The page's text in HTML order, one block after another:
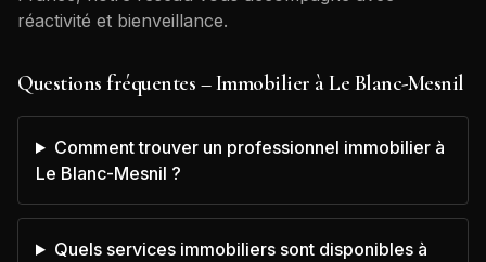
réactivité et bienveillance.
Questions fréquentes – Immobilier à Le Blanc-Mesnil
Comment trouver un professionnel immobilier à
Le Blanc-Mesnil ?
Quels services immobiliers sont disponibles à